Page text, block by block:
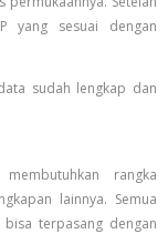
yang sesuai dengan
sudah lengkap dan
rangka
lainnya. Semua
terpasang dengan